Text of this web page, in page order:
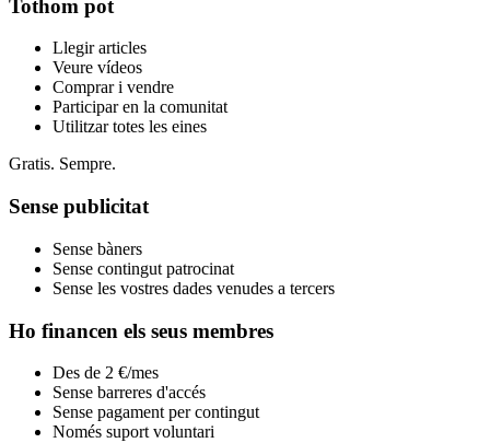
Tothom pot
Llegir articles
Veure vídeos
Comprar i vendre
Participar en la comunitat
Utilitzar totes les eines
Gratis. Sempre.
Sense publicitat
Sense bàners
Sense contingut patrocinat
Sense les vostres dades venudes a tercers
Ho financen els seus membres
Des de 2 €/mes
Sense barreres d'accés
Sense pagament per contingut
Només suport voluntari